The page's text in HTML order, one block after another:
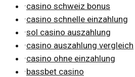
·casino schweiz bonus
·casino schnelle einzahlung
·sol casino auszahlung
·casino auszahlung vergleich
·casino ohne einzahlung
·bassbet casino